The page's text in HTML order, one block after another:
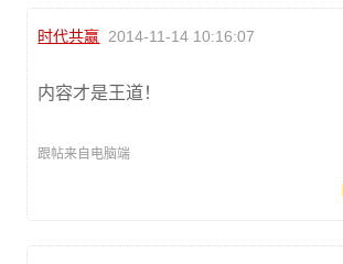
时代共赢 2014-11-14 10:16:07
内容才是王道！
跟帖来自电脑端